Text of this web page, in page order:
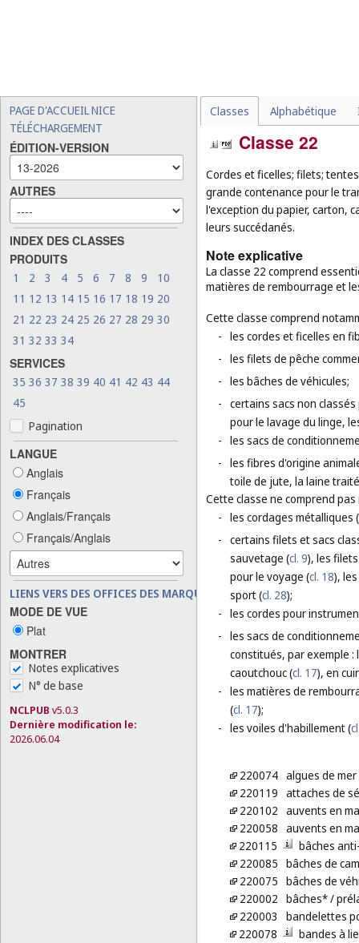
PAGE D'ACCUEIL NICE
TÉLÉCHARGEMENT
ÉDITION-VERSION
AUTRES
INDEX DES CLASSES
PRODUITS
1 2 3 4 5 6 7 8 9
10
11 12 13 14 15 16 17 18 19 20
21 22 23 24 25 26 27 28 29 30
31 32 33 34
SERVICES
35 36 37 38 39 40 41 42 43 44
45
Pagination
LANGUE
Anglais
Français
Anglais/Français
Français/Anglais
LIENS VERS DES OFFICES DES MARQUES
MODE DE VUE
Plat
MONTRER
Notes explicatives
N° de base
NCLPUB v5.0.3
Dernière modification le:
2026.06.04
Classes Alphabétique
Classe 22
Cordes et ficelles; filets;
grande contenance pour le
l'exception du papier, carton,
leurs succédanés.
Note explicative
La classe 22 comprend
matières de rembourrage et
Cette classe comprend
- les cordes et ficelles en
- les filets de pêche
- les bâches de véhicules;
- certains sacs non
pour le lavage du linge,
- les sacs de
- les fibres d'origine
toile de jute, la laine
Cette classe ne comprend
- les cordages métalliques (
- certains filets et sacs
sauvetage (cl. 9), les
pour le voyage (cl. 18),
sport (cl. 28);
- les cordes pour
- les sacs de
constitués, par exemple
caoutchouc (cl. 17), en
- les matières de
(cl. 17);
- les voiles d'habillement (
220074 algues de
220119 attaches de
220102 auvents en
220058 auvents en
220115
bâches
220085 bâches de
220075 bâches de
220002 bâches*/
220003
bandelettes
220078
bandes à